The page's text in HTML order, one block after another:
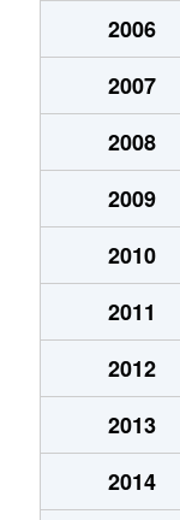
手稲本町１条
手稲本町２条
手稲本町２条
手稲本町３条
富丘２条
富丘２条
富丘２条
富丘２条
富丘２条
2006
2007
2008
2009
2010
2011
2012
2013
2014